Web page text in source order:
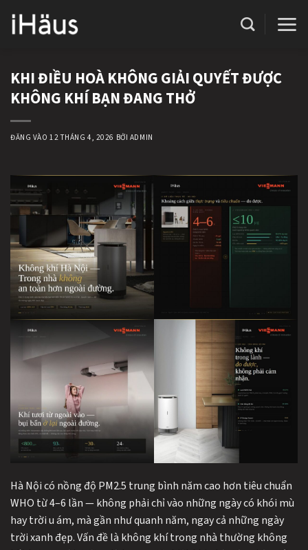
qua
KHI ĐIỀU HOÀ KHÔNG GIẢI QUYẾT ĐƯỢC
KHÔNG KHÍ BẠN ĐANG THỞ
ĐĂNG VÀO12 THÁNG 4, 2026 BỞI ADMIN
Hà Nội có nồng độ PM2.5 trung bình năm cao hơn tiêu chuẩn
WHO từ 4–6 lần — không phải chỉ vào những ngày có khói mù
hay trời u ám, mà gần như quanh năm, ngay cả những ngày
trời xanh đẹp. Vấn đề là không khí trong nhà thường không